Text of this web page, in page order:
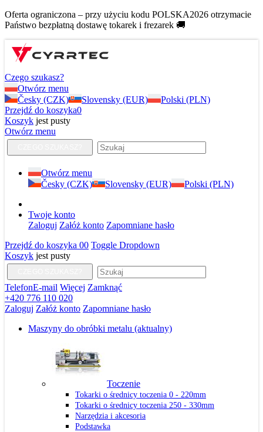
Oferta ograniczona – przy użyciu kodu POLSKA2026 otrzymacie
Państwo bezpłatną dostawę tokarek i frezarek 🚚
Czego szukasz?
Otwórz menu
Česky (CZK)
Slovensky (EUR)
Polski (PLN)
Przejdź do koszyka0
Koszyk jest pusty
Otwórz menu
Otwórz menu
Česky (CZK)
Slovensky (EUR) Polski (PLN)
Twoje konto
Zaloguj Załóż konto Zapomniane hasło
Przejdź do koszyka 00 Toggle Dropdown
Koszyk jest pusty
TelefonE-mail Więcej Zamknąć
+420 776 110 020
Zaloguj Załóż konto Zapomniane hasło
Maszyny do obróbki metalu (aktualny)
Toczenie
Tokarki o średnicy toczenia 0 - 220mm
Tokarki o średnicy toczenia 250 - 330mm
Narzędzia i akcesoria
Podstawka